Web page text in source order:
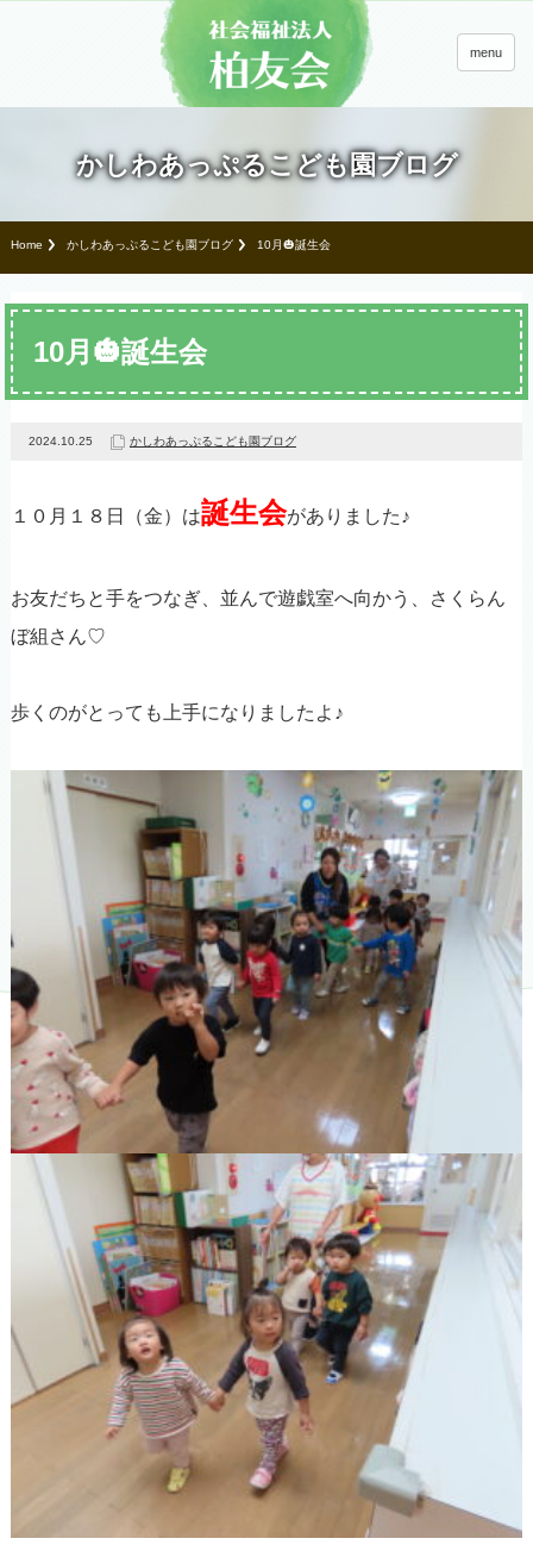
menu
かしわあっぷるこども園ブログ
Home かしわあっぷるこども園ブログ 10月🎃誕生会
10月🎃誕生会
2024.10.25 かしわあっぷるこども園ブログ
１０月１８日（金）は誕生会がありました♪
お友だちと手をつなぎ、並んで遊戯室へ向かう、さくらん
ぼ組さん♡
歩くのがとっても上手になりましたよ♪